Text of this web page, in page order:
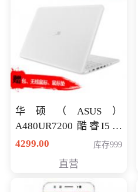
华硕（ASUS）
A480UR7200 酷睿I5超
薄学生办公游戏独显笔
NV930-2G独
4299.00 库存999
直营